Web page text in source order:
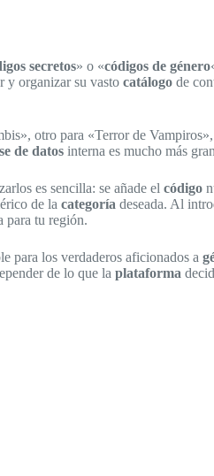
secretos» o «códigos de género
y organizar su vasto catálogo de
otro para «Terror de
de datos interna es mucho más
es sencilla: se añade el código
de la categoría deseada. Al
para tu región.
para los verdaderos aficionados a
de lo que la plataforma